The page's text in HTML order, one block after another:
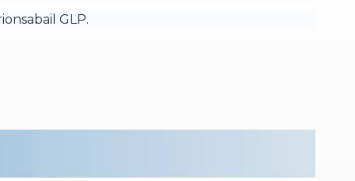
GLP.